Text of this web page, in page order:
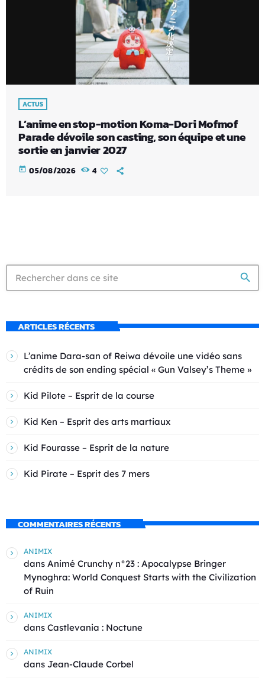
ACTUS
L’anime en stop-motion Koma-Dori Mofmof
Parade dévoile son casting, son équipe et une
sortie en janvier 2027
today 05/08/2026 4
search
ARTICLES RÉCENTS
L’anime Dara-san of Reiwa dévoile une vidéo sans
crédits de son ending spécial « Gun Valsey’s Theme »
Kid Pilote – Esprit de la course
Kid Ken – Esprit des arts martiaux
Kid Fourasse – Esprit de la nature
Kid Pirate – Esprit des 7 mers
COMMENTAIRES RÉCENTS
ANIMIX
dans Animé Crunchy n°23 : Apocalypse Bringer
Mynoghra: World Conquest Starts with the Civilization
of Ruin
ANIMIX
dans Castlevania : Noctune
ANIMIX
dans Jean-Claude Corbel